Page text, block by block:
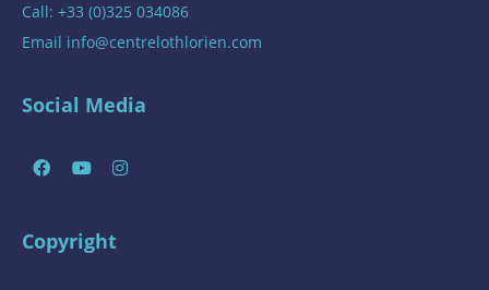
Call: +33 (0)325 034086
Email info@centrelothlorien.com
Social Media
Copyright